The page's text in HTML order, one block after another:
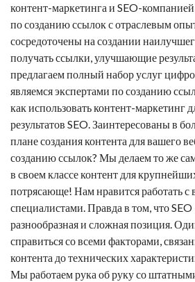
контент-маркетинга и SEO-
по созданию ссылок с отраслевым
сосредоточены на создании
получать ссылки, улучшающие
предлагаем полный набор услуг
являемся экспертами по созданию
как использовать контент-маркетинг
результатов SEO. Заинтересованы в
плане создания контента для вашего
созданию ссылок? Мы делаем то же
в своем классе контент для
потрясающе! Нам нравится работать
специалистами. Правда в том, что
разнообразная и сложная позиция.
справиться со всеми факторами,
контента до технических
Мы работаем рука об руку со